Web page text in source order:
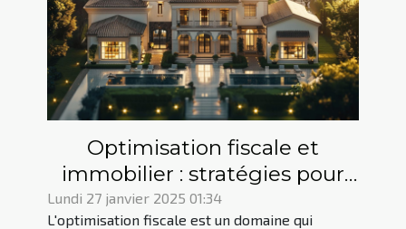
Optimisation fiscale et
immobilier : stratégies pour
réduire vos impôts
Lundi 27 janvier 2025 01:34
L'optimisation fiscale est un domaine qui